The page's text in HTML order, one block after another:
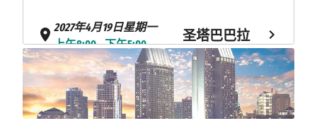
2027年4月19日星期一
上午8:00 - 下午5:00
圣塔巴巴拉
2027年4月20日星期二 海上巡航
2027年4月21日星期三 海上巡航